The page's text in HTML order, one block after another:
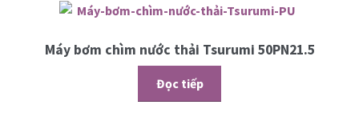
Máy bơm chìm nước thải Tsurumi 50PN21.5
Đọc tiếp